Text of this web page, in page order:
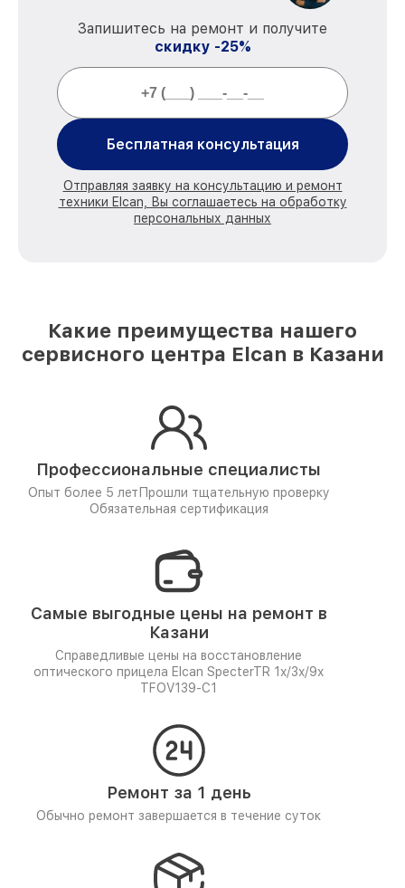
Запишитесь на ремонт и получите
скидку -25%
Бесплатная консультация
Отправляя заявку на консультацию и ремонт
техники Elcan, Вы соглашаетесь на обработку
персональных данных
Какие преимущества нашего
сервисного центра Elcan в Казани
Профессиональные специалисты
Опыт более 5 лет Прошли тщательную проверку
Обязательная сертификация
Самые выгодные цены на ремонт в
Казани
Справедливые цены на восстановление
оптического прицела Elcan SpecterTR 1x/3x/9x
TFOV139-C1
Ремонт за 1 день
Обычно ремонт завершается в течение суток